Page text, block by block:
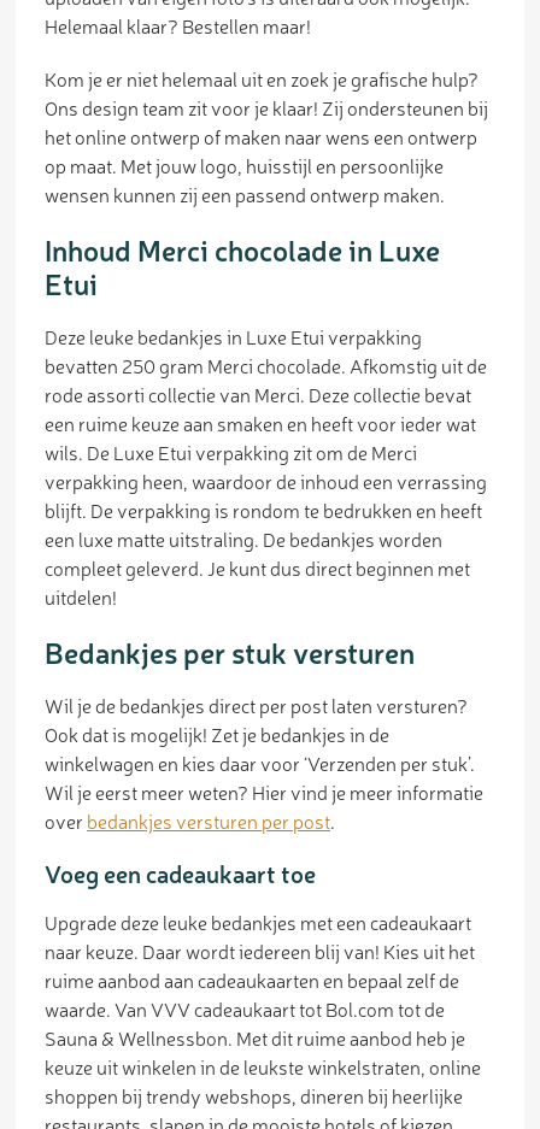
Helemaal klaar? Bestellen maar!
Kom je er niet helemaal uit en zoek je grafische hulp?
Ons design team zit voor je klaar! Zij ondersteunen bij
het online ontwerp of maken naar wens een ontwerp
op maat. Met jouw logo, huisstijl en persoonlijke
wensen kunnen zij een passend ontwerp maken.
Inhoud Merci chocolade in Luxe
Etui
Deze leuke bedankjes in Luxe Etui verpakking
bevatten 250 gram Merci chocolade. Afkomstig uit de
rode assorti collectie van Merci. Deze collectie bevat
een ruime keuze aan smaken en heeft voor ieder wat
wils. De Luxe Etui verpakking zit om de Merci
verpakking heen, waardoor de inhoud een verrassing
blijft. De verpakking is rondom te bedrukken en heeft
een luxe matte uitstraling. De bedankjes worden
compleet geleverd. Je kunt dus direct beginnen met
uitdelen!
Bedankjes per stuk versturen
Wil je de bedankjes direct per post laten versturen?
Ook dat is mogelijk! Zet je bedankjes in de
winkelwagen en kies daar voor ‘Verzenden per stuk’.
Wil je eerst meer weten? Hier vind je meer informatie
over bedankjes versturen per post.
Voeg een cadeaukaart toe
Upgrade deze leuke bedankjes met een cadeaukaart
naar keuze. Daar wordt iedereen blij van! Kies uit het
ruime aanbod aan cadeaukaarten en bepaal zelf de
waarde. Van VVV cadeaukaart tot Bol.com tot de
Sauna & Wellnessbon. Met dit ruime aanbod heb je
keuze uit winkelen in de leukste winkelstraten, online
shoppen bij trendy webshops, dineren bij heerlijke